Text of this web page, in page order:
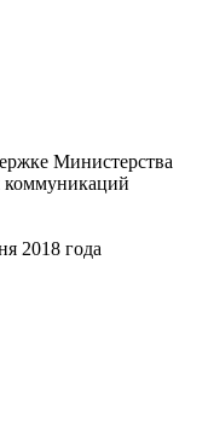
Министерства
коммуникаций
2018 года